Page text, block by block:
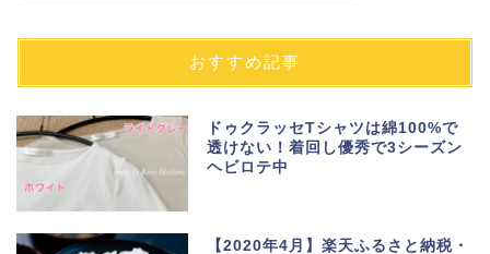
おすすめ記事
ドゥクラッセTシャツは綿100%で
透けない！着回し優秀で3シーズン
ヘビロテ中
【2020年4月】楽天ふるさと納税・